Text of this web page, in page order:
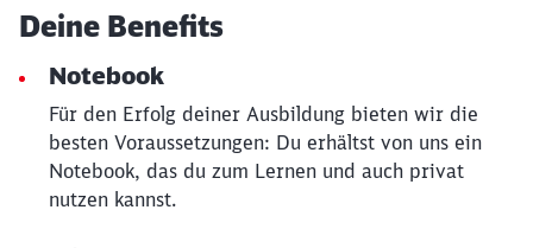
Deine Benefits
Notebook
Für den Erfolg deiner Ausbildung bieten wir die
besten Voraussetzungen: Du erhältst von uns ein
Notebook, das du zum Lernen und auch privat
nutzen kannst.